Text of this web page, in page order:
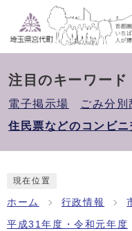
注目のキーワード
電子掲示場
ごみ分別
住民票などのコンビ
現在位置
ホーム 行政情報
平成31年度・令和元年度